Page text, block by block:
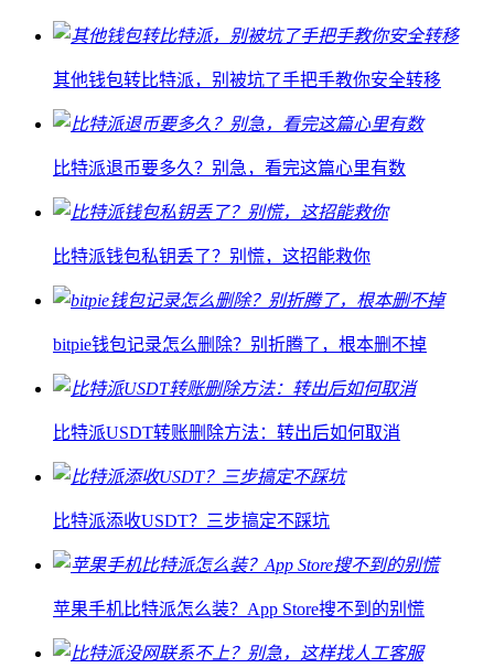
其他钱包转比特派，别被坑了手把手教你安全转移
比特派退币要多久？别急，看完这篇心里有数
比特派钱包私钥丢了？别慌，这招能救你
bitpie钱包记录怎么删除？别折腾了，根本删不掉
比特派USDT转账删除方法：转出后如何取消
比特派添收USDT？三步搞定不踩坑
苹果手机比特派怎么装？App Store搜不到的别慌